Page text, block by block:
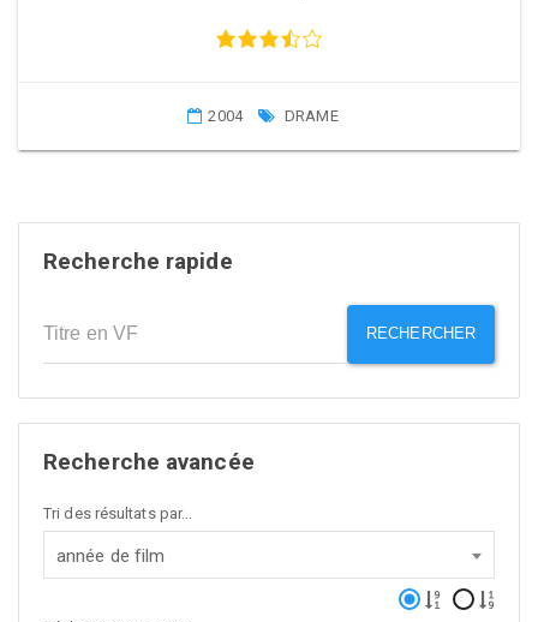
2004 DRAME
Recherche rapide
RECHERCHER
Recherche avancée
Tri des résultats par...
année de film